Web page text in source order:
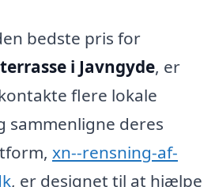
bedste pris for
i Javngyde, er
flere lokale
sammenligne deres
xn--rensning-af-
, er designet til at hjælpe